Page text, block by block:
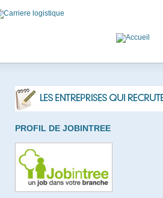
PROFIL DE JOBINTREE